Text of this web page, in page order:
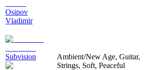
Osipov
Vladimir
Subvision
Ambient/New Age, Guitar,
Strings, Soft, Peaceful